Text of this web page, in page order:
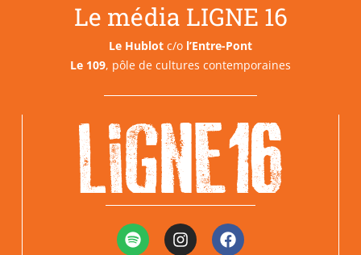
Le média LIGNE 16
Le Hublot c/o l’Entre-Pont
Le 109, pôle de cultures contemporaines